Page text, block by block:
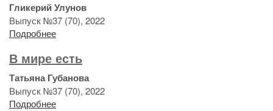
Гликерий Улунов
Выпуск №37 (70), 2022
Подробнее
В мире есть
Татьяна Губанова
Выпуск №37 (70), 2022
Подробнее